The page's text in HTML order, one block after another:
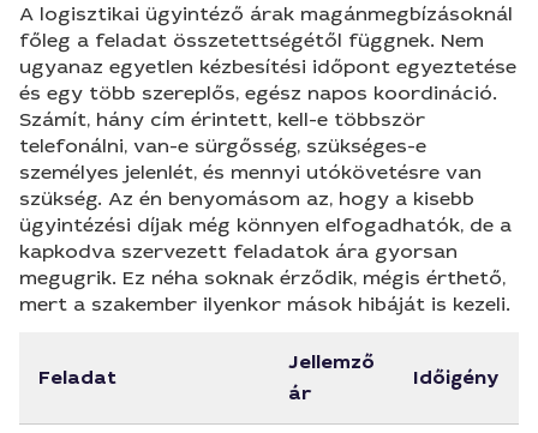
A logisztikai ügyintéző árak magánmegbízásoknál
főleg a feladat összetettségétől függnek. Nem
ugyanaz egyetlen kézbesítési időpont egyeztetése
és egy több szereplős, egész napos koordináció.
Számít, hány cím érintett, kell-e többször
telefonálni, van-e sürgősség, szükséges-e
személyes jelenlét, és mennyi utókövetésre van
szükség. Az én benyomásom az, hogy a kisebb
ügyintézési díjak még könnyen elfogadhatók, de a
kapkodva szervezett feladatok ára gyorsan
megugrik. Ez néha soknak érződik, mégis érthető,
mert a szakember ilyenkor mások hibáját is kezeli.
Feladat
Jellemző
ár
Időigény